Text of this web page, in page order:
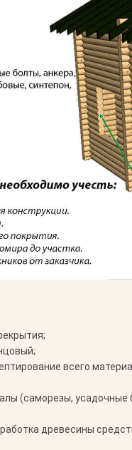
всего
(саморезы, усадочные
древесины